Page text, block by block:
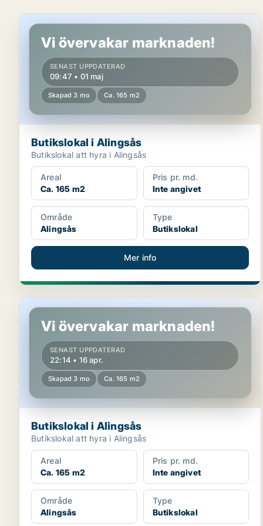
Butikslokal i Alingsås
Vi övervakar marknaden!
SENAST UPPDATERAD
09:47 • 01 maj
Skapad 3 mo Ca. 165 m2
Butikslokal i Alingsås
Butikslokal att hyra i Alingsås
Areal
Ca. 165 m2
Pris pr. md.
Inte angivet
Område
Alingsås
Type
Butikslokal
Mer info
Butikslokal i Alingsås
Vi övervakar marknaden!
SENAST UPPDATERAD
22:14 • 16 apr.
Skapad 3 mo Ca. 165 m2
Butikslokal i Alingsås
Butikslokal att hyra i Alingsås
Areal
Ca. 165 m2
Pris pr. md.
Inte angivet
Område
Alingsås
Type
Butikslokal